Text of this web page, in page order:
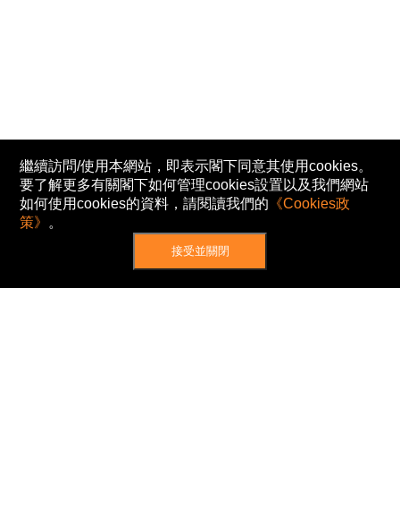
繼續訪問/使用本網站，即表示閣下同意其使用cookies。
要了解更多有關閣下如何管理cookies設置以及我們網站
如何使用cookies的資料，請閱讀我們的 《Cookies政
策》 。
接受並關閉